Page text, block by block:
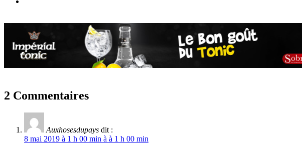
2 Commentaires
Auxhosesdupays dit :
8 mai 2019 à 1 h 00 min à à 1 h 00 min